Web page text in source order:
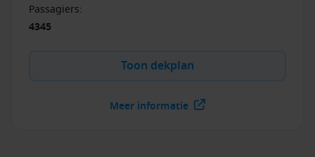
Passagiers:
4345
Toon dekplan
Meer informatie